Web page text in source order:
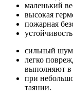
маленький
высокая
пожарная
сильный шум
легко
выполняют в
при
таянии.